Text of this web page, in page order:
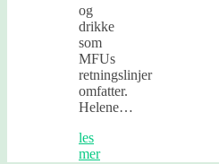
og
drikke
som
MFUs
retningslinjer
omfatter.
Helene…
les
mer